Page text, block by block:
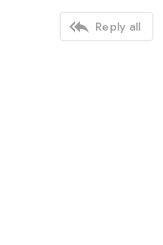
 Reply all